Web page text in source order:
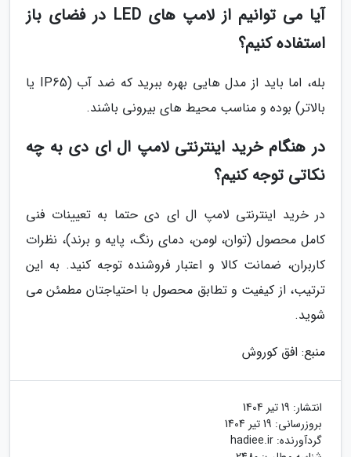
آیا می توانیم از لامپ های LED در فضای باز
استفاده کنیم؟
بله، اما باید از مدل هایی بهره ببرید که ضد آب (IP65 یا
بالاتر) بوده و مناسب محیط های بیرونی باشند.
در هنگام خرید اینترنتی لامپ ال ای دی به چه
نکاتی توجه کنیم؟
در خرید اینترنتی لامپ ال ای دی حتما به تعیینات فنی
کامل محصول (توان، لومن، دمای رنگ، پایه و برند)، نظرات
کاربران، ضمانت کالا و اعتبار فروشنده توجه کنید. به این
ترتیب، از کیفیت و تطابق محصول با احتیاجتان مطمئن می
شوید.
منبع: افق کوروش
انتشار: 19 تیر 1404
بروزرسانی: 19 تیر 1404
گردآورنده: hadiee.ir